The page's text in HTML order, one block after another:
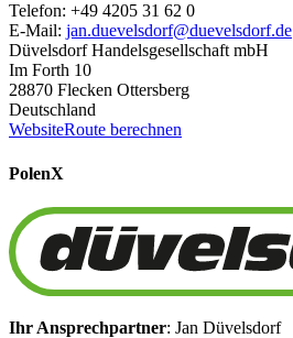
Telefon: +49 4205 31 62 0
E-Mail: jan.duevelsdorf@duevelsdorf.de
Düvelsdorf Handelsgesellschaft mbH
Im Forth 10
28870 Flecken Ottersberg
Deutschland
WebsiteRoute berechnen
PolenX
Ihr Ansprechpartner: Jan Düvelsdorf